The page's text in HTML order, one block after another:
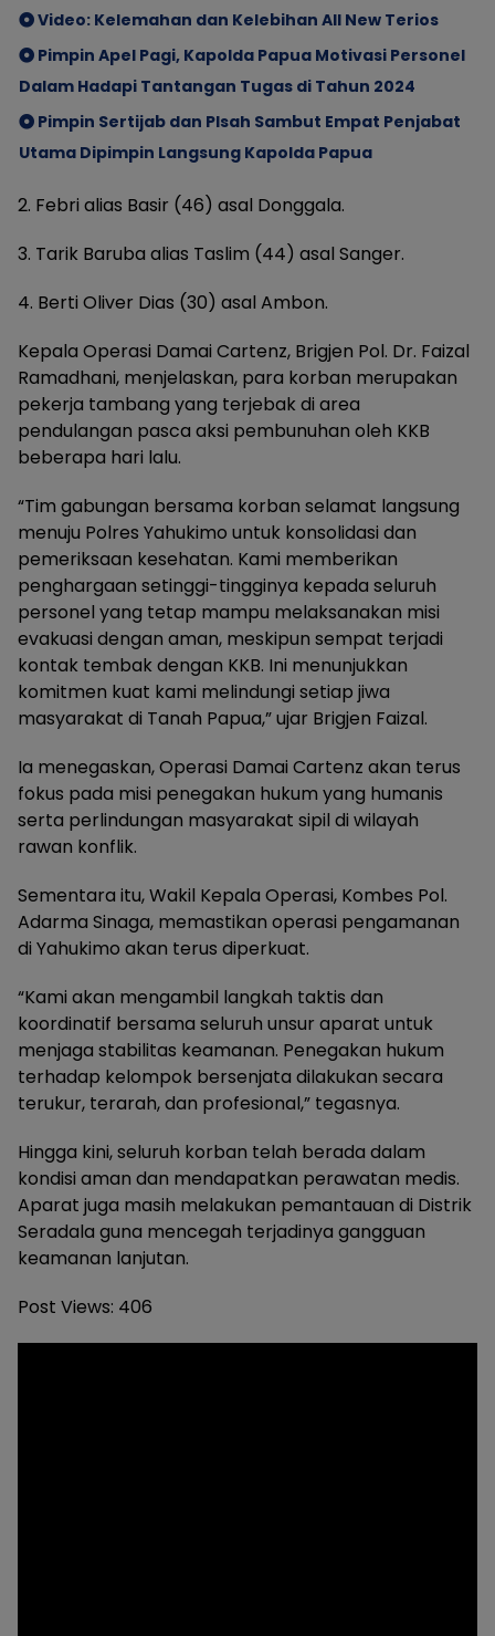
Video: Kelemahan dan Kelebihan All New Terios
Pimpin Apel Pagi, Kapolda Papua Motivasi Personel
Dalam Hadapi Tantangan Tugas di Tahun 2024
Pimpin Sertijab dan PIsah Sambut Empat Penjabat
Utama Dipimpin Langsung Kapolda Papua
2. Febri alias Basir (46) asal Donggala.
3. Tarik Baruba alias Taslim (44) asal Sanger.
4. Berti Oliver Dias (30) asal Ambon.
Kepala Operasi Damai Cartenz, Brigjen Pol. Dr. Faizal
Ramadhani, menjelaskan, para korban merupakan
pekerja tambang yang terjebak di area
pendulangan pasca aksi pembunuhan oleh KKB
beberapa hari lalu.
“Tim gabungan bersama korban selamat langsung
menuju Polres Yahukimo untuk konsolidasi dan
pemeriksaan kesehatan. Kami memberikan
penghargaan setinggi-tingginya kepada seluruh
personel yang tetap mampu melaksanakan misi
evakuasi dengan aman, meskipun sempat terjadi
kontak tembak dengan KKB. Ini menunjukkan
komitmen kuat kami melindungi setiap jiwa
masyarakat di Tanah Papua,” ujar Brigjen Faizal.
Ia menegaskan, Operasi Damai Cartenz akan terus
fokus pada misi penegakan hukum yang humanis
serta perlindungan masyarakat sipil di wilayah
rawan konflik.
Sementara itu, Wakil Kepala Operasi, Kombes Pol.
Adarma Sinaga, memastikan operasi pengamanan
di Yahukimo akan terus diperkuat.
“Kami akan mengambil langkah taktis dan
koordinatif bersama seluruh unsur aparat untuk
menjaga stabilitas keamanan. Penegakan hukum
terhadap kelompok bersenjata dilakukan secara
terukur, terarah, dan profesional,” tegasnya.
Hingga kini, seluruh korban telah berada dalam
kondisi aman dan mendapatkan perawatan medis.
Aparat juga masih melakukan pemantauan di Distrik
Seradala guna mencegah terjadinya gangguan
keamanan lanjutan.
Post Views: 406